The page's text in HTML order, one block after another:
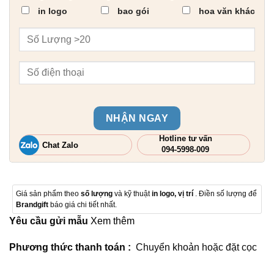
in logo bao gói hoa văn khác
NHẬN NGAY
Chat Zalo
Hotline tư vấn
094-5998-009
Giá sản phẩm theo số lượng và kỹ thuậtin logo, vị trí . Điền số lượng để
Brandgift báo giá chi tiết nhất.
Yêu cầu gửi mẫu Xem thêm
Phương thức thanh toán : Chuyển khoản hoặc đặt cọc